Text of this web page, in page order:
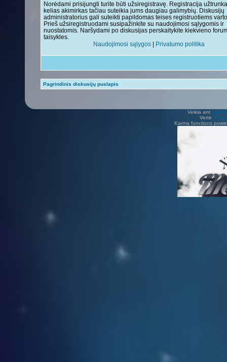
Norėdami prisijungti turite būti užsiregistravę. Registracija
kelias akimirkas tačiau suteikia jums daugiau galimybių. Diskusijų
administratorius gali suteikti papildomas teises registruotiems
Prieš užsiregistruodami susipažinkite su naudojimosi sąlygomis ir
nuostatomis. Naršydami po diskusijas perskaitykite kiekvieno
taisykles.
Naudojimosi sąlygos | Privatumo politika
Pagrindinis diskusijų puslapis
Veikia ant
Vertė Vilius
Karma functions